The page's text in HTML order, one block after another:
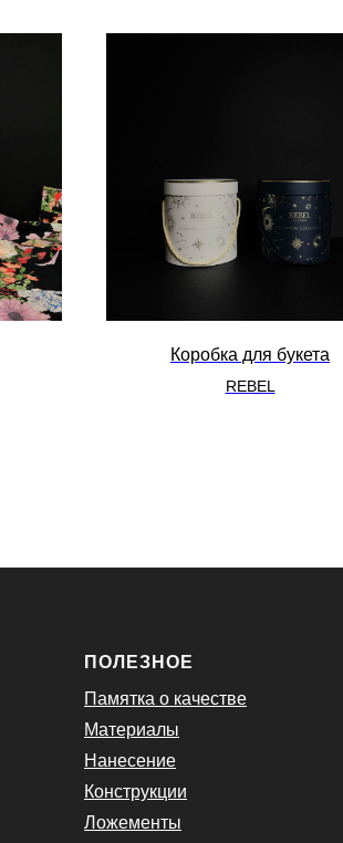
Коробка для букета
REBEL
ПОЛЕЗНОЕ
Памятка о качестве
Материалы
Нанесение
Конструкции
Ложементы